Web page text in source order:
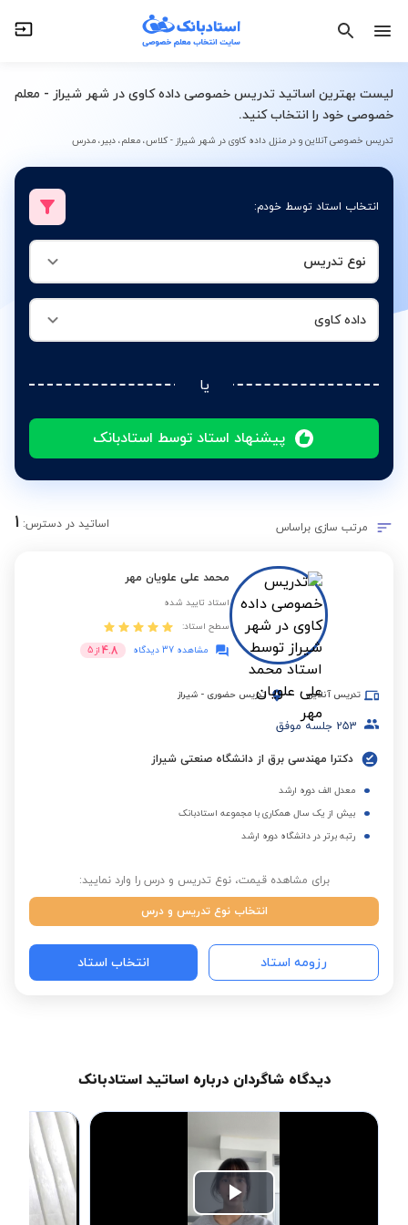
لیست بهترین اساتید تدریس خصوصی داده کاوی در شهر شیراز - معلم
خصوصی خود را انتخاب کنید.
تدریس خصوصی آنلاین و در منزل داده کاوی در شهر شیراز - کلاس، معلم، دبیر، مدرس
انتخاب استاد توسط خودم:
نوع تدریس
داده کاوی
یا
پیشنهاد استاد توسط استادبانک
داده کاوی
مرتب سازی براساس اساتید در دسترس: 1
محمد علی علویان مهر
استاد تایید شده
سطح استاد:
مشاهده 37 دیدگاه
4.8 از 5
تدریس آنلاین تدریس حضوری - شیراز
253 جلسه موفق
دکترا مهندسی برق از دانشگاه صنعتی شیراز
معدل الف دوره ارشد
بیش از یک سال همکاری با مجموعه استادبانک
رتبه برتر در دانشگاه دوره ارشد
برای مشاهده قیمت، نوع تدریس و درس را وارد نمایید:
انتخاب نوع تدریس و درس
رزومه استاد انتخاب استاد
دیدگاه شاگردان درباره اساتید استادبانک
Play